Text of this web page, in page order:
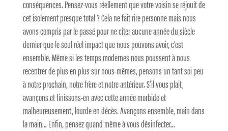
conséquences. Pensez-vous réellement que votre voisin se réjouit de
cet isolement presque total ? Cela ne fait rire personne mais nous
avons compris par le passé pour ne citer aucune année du siècle
dernier que le seul réel impact que nous pouvons avoir, c’est
ensemble. Même si les temps modernes nous poussent à nous
recentrer de plus en plus sur nous-mêmes, pensons un tant soi peu
à notre prochain, notre frère et notre antérieur. S’il vous plait,
avançons et finissons-en avec cette année morbide et
malheureusement, lourde en décès. Avançons ensemble, main dans
la main… Enfin, pensez quand même à vous désinfecter…